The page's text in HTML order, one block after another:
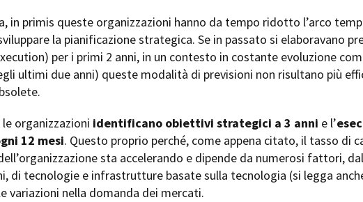
in primis queste organizzazioni hanno da tempo ridotto l’arco
la pianificazione strategica. Se in passato si elaboravano
per i primi 2 anni, in un contesto in costante evoluzione
ultimi due anni) queste modalità di previsioni non risultano più
organizzazioni identificano obiettivi strategici a 3 anni e l’
12 mesi. Questo proprio perché, come appena citato, il tasso di
sta accelerando e dipende da numerosi fattori,
di tecnologie e infrastrutture basate sulla tecnologia (si legga
variazioni nella domanda dei mercati.